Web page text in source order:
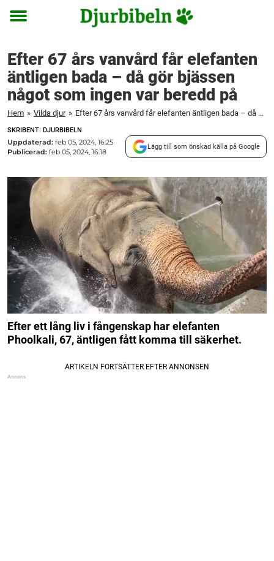
Toggle
Efter 67 års vanvård får elefanten
äntligen bada – då gör bjässen
något som ingen var beredd på
Hem » Vilda djur » Efter 67 års vanvård får elefanten äntligen bada – då gör bjässen något som ingen var beredd på
SKRIBENT: DJURBIBELN
Uppdaterad: feb 05, 2024, 16:25
Publicerad: feb 05, 2024, 16:18
Lägg till som önskad källa på Google
Efter ett lång liv i fångenskap har elefanten
Phoolkali, 67, äntligen fått komma till säkerhet.